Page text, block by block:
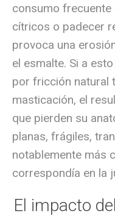
consumo
cítricos o padecer
provoca una
el esmalte. Si a
por fricción natural
masticación, el
que pierden su
planas, frágiles,
notablemente más
correspondía en la
El impacto